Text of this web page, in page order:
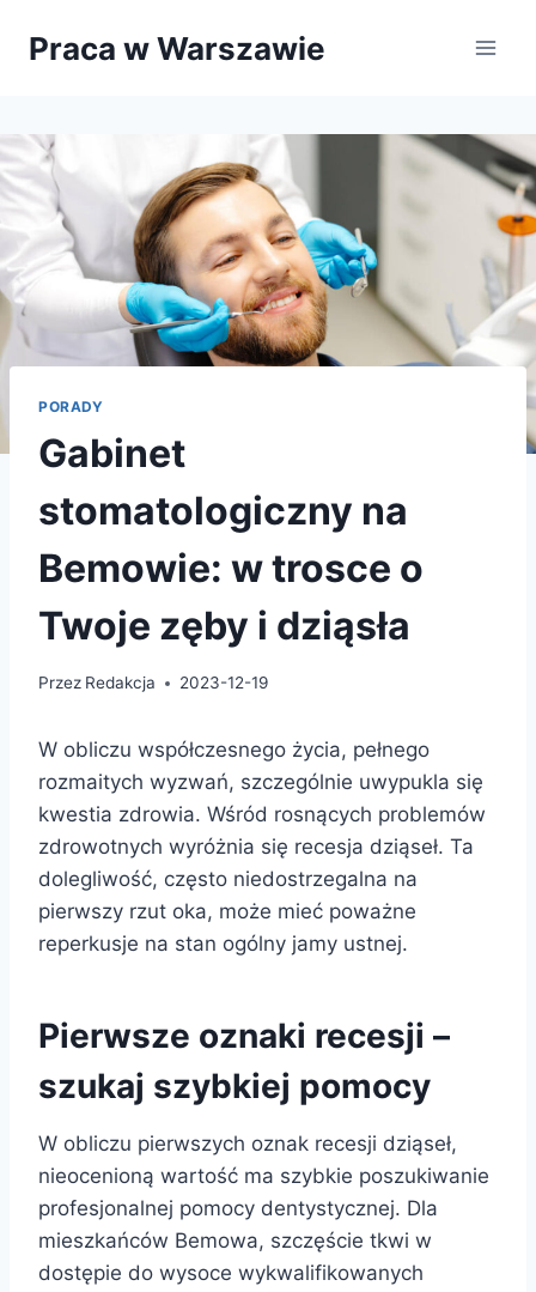
Praca w Warszawie
PORADY
Gabinet
stomatologiczny na
Bemowie: w trosce o
Twoje zęby i dziąsła
Przez Redakcja 2023-12-19
W obliczu współczesnego życia, pełnego
rozmaitych wyzwań, szczególnie uwypukla się
kwestia zdrowia. Wśród rosnących problemów
zdrowotnych wyróżnia się recesja dziąseł. Ta
dolegliwość, często niedostrzegalna na
pierwszy rzut oka, może mieć poważne
reperkusje na stan ogólny jamy ustnej.
Pierwsze oznaki recesji –
szukaj szybkiej pomocy
W obliczu pierwszych oznak recesji dziąseł,
nieocenioną wartość ma szybkie poszukiwanie
profesjonalnej pomocy dentystycznej. Dla
mieszkańców Bemowa, szczęście tkwi w
dostępie do wysoce wykwalifikowanych